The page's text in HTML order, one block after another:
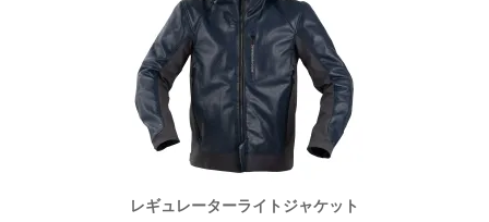
レギュレーターライトジャケット